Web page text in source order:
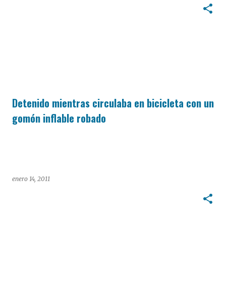
Detenido mientras circulaba en bicicleta con un
gomón inflable robado
enero 14, 2011